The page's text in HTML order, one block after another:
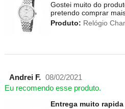
Gostei muito do
pretendo comprar
Produto: Relógio
Andrei F. 08/02/2021
Eu recomendo esse produto.
Entrega muito rapida